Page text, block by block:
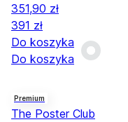
351,90 zł
391 zł
Do koszyka
Do koszyka
Premium
The Poster Club